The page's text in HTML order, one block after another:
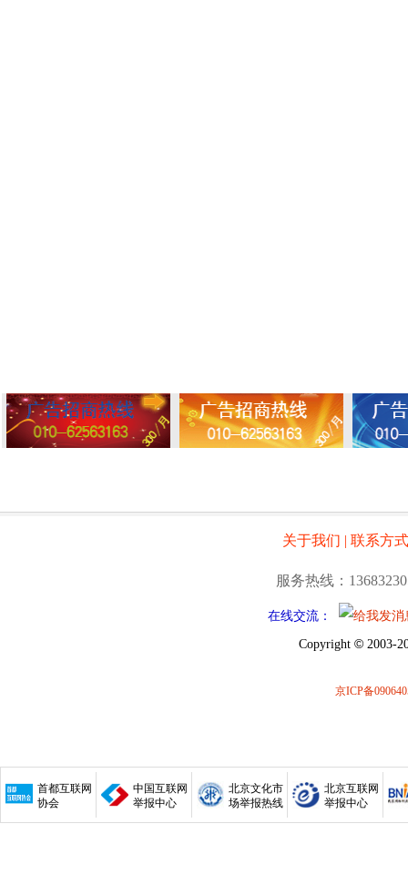
关于我们 | 联系方式
服务热线：
在线交流：
Copyright © 2003-
京ICP备
首都互联网
协会
中国互联网
举报中心
北京文化市
场举报热线
北京互联网
举报中心